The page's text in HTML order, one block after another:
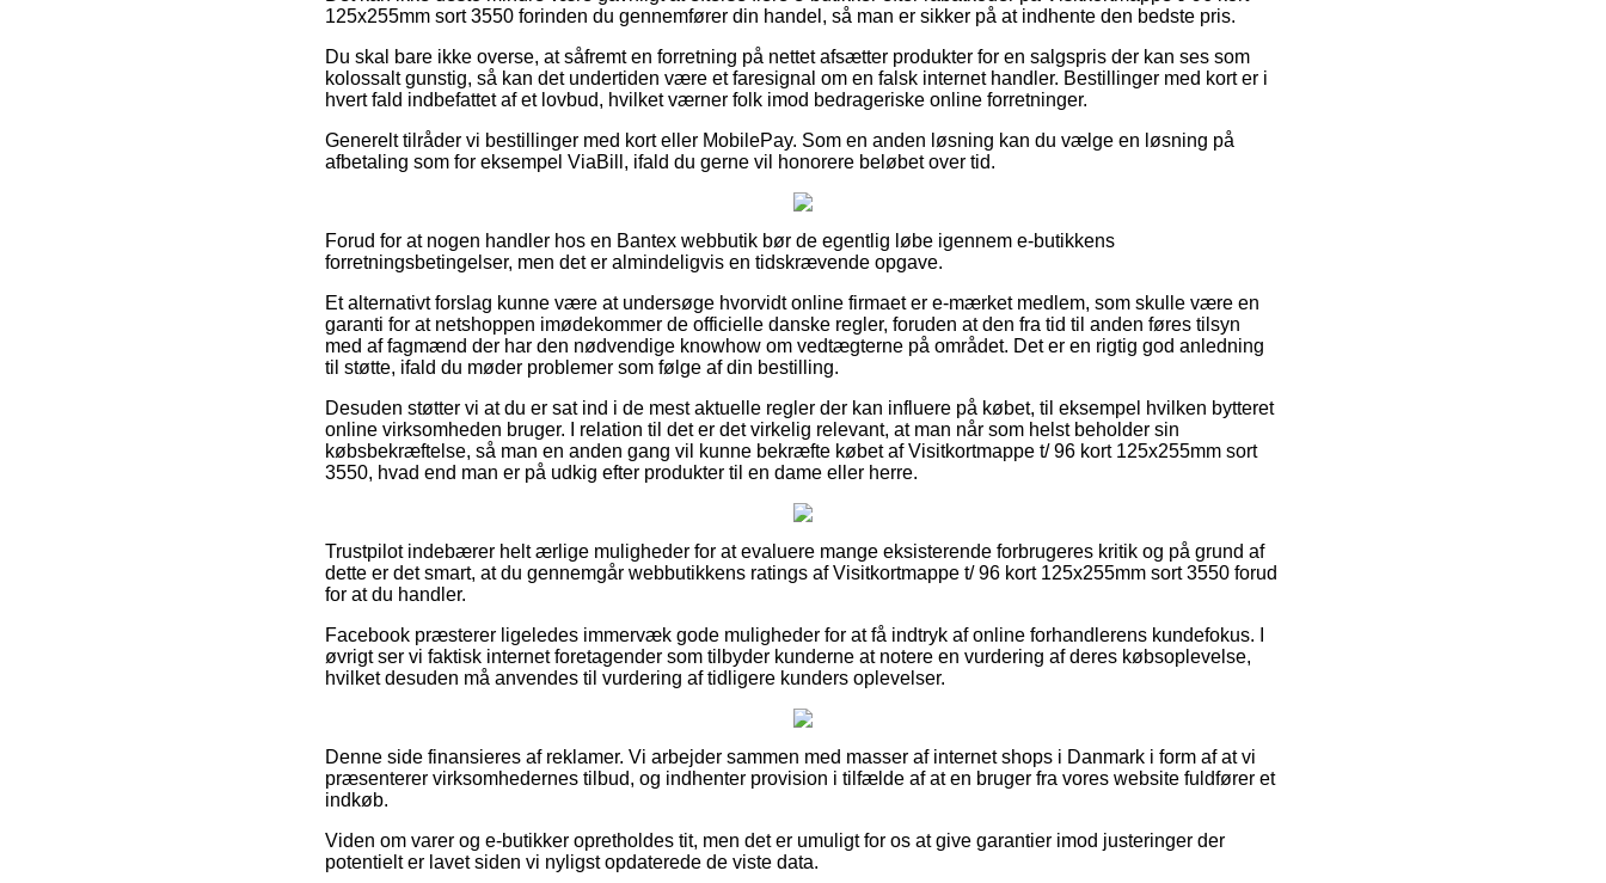
125x255mm sort 3550 forinden du gennemfører din handel, så man er sikker på at indhente den bedste pris.
Du skal bare ikke overse, at såfremt en forretning på nettet afsætter produkter for en salgspris der kan ses som
kolossalt gunstig, så kan det undertiden være et faresignal om en falsk internet handler. Bestillinger med kort er i
hvert fald indbefattet af et lovbud, hvilket værner folk imod bedrageriske online forretninger.
Generelt tilråder vi bestillinger med kort eller MobilePay. Som en anden løsning kan du vælge en løsning på
afbetaling som for eksempel ViaBill, ifald du gerne vil honorere beløbet over tid.
Forud for at nogen handler hos en Bantex webbutik bør de egentlig løbe igennem e-butikkens
forretningsbetingelser, men det er almindeligvis en tidskrævende opgave.
Et alternativt forslag kunne være at undersøge hvorvidt online firmaet er e-mærket medlem, som skulle være en
garanti for at netshoppen imødekommer de officielle danske regler, foruden at den fra tid til anden føres tilsyn
med af fagmænd der har den nødvendige knowhow om vedtægterne på området. Det er en rigtig god anledning
til støtte, ifald du møder problemer som følge af din bestilling.
Desuden støtter vi at du er sat ind i de mest aktuelle regler der kan influere på købet, til eksempel hvilken bytteret
online virksomheden bruger. I relation til det er det virkelig relevant, at man når som helst beholder sin
købsbekræftelse, så man en anden gang vil kunne bekræfte købet af Visitkortmappe t/ 96 kort 125x255mm sort
3550, hvad end man er på udkig efter produkter til en dame eller herre.
Trustpilot indebærer helt ærlige muligheder for at evaluere mange eksisterende forbrugeres kritik og på grund af
dette er det smart, at du gennemgår webbutikkens ratings af Visitkortmappe t/ 96 kort 125x255mm sort 3550 forud
for at du handler.
Facebook præsterer ligeledes immervæk gode muligheder for at få indtryk af online forhandlerens kundefokus. I
øvrigt ser vi faktisk internet foretagender som tilbyder kunderne at notere en vurdering af deres købsoplevelse,
hvilket desuden må anvendes til vurdering af tidligere kunders oplevelser.
Denne side finansieres af reklamer. Vi arbejder sammen med masser af internet shops i Danmark i form af at vi
præsenterer virksomhedernes tilbud, og indhenter provision i tilfælde af at en bruger fra vores website fuldfører et
indkøb.
Viden om varer og e-butikker opretholdes tit, men det er umuligt for os at give garantier imod justeringer der
potentielt er lavet siden vi nyligst opdaterede de viste data.